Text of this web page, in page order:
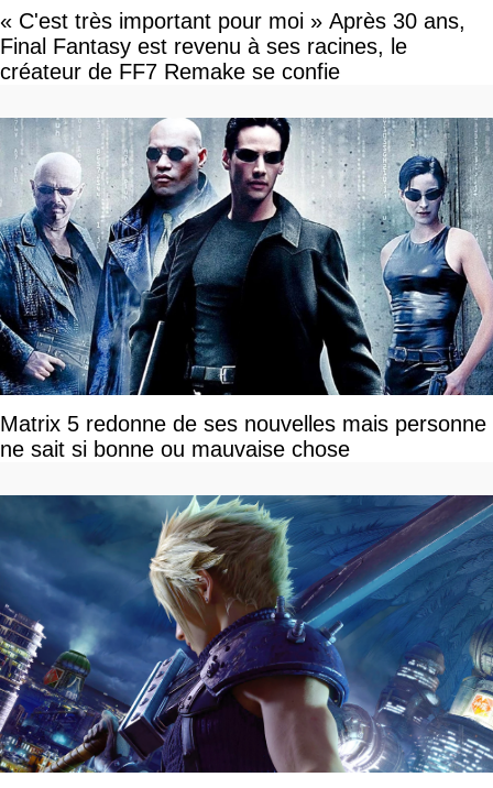
« C'est très important pour moi » Après 30 ans,
Final Fantasy est revenu à ses racines, le
créateur de FF7 Remake se confie
Matrix 5 redonne de ses nouvelles mais personne
ne sait si bonne ou mauvaise chose